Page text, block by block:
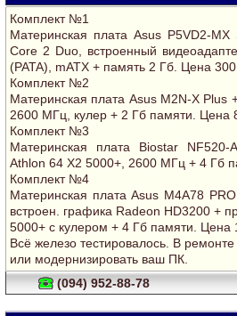
Комплект №1
Материнская плата Asus P5VD2-MX
Core 2 Duo, встроенный
(PATA), mATX + память 2 Гб. Цена 300
Комплект №2
Материнская плата Asus M2N-X Plus
2600 МГц, кулер + 2 Гб памяти. Цена
Комплект №3
Материнская плата Biostar
Athlon 64 Х2 5000+, 2600 МГц + 4 Гб
Комплект №4
Материнская плата Asus M4A78
встроен. графика Radeon HD3200 +
5000+ с кулером + 4 Гб памяти. Цена
Всё железо тестировалось. В
или модернизировать ваш ПК.
(094) 952-88-78